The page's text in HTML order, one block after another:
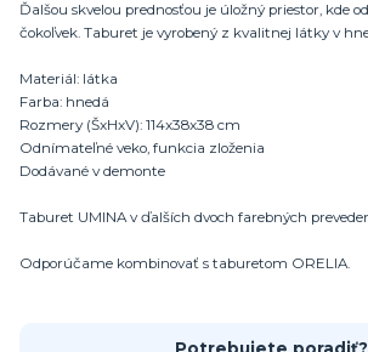
Ďalšou skvelou prednosťou je úložný priestor, kde
čokoľvek. Taburet je vyrobený z kvalitnej látky v
Materiál: látka
Farba: hnedá
Rozmery (ŠxHxV): 114x38x38 cm
Odnímateľné veko, funkcia zloženia
Dodávané v demonte
Taburet UMINA v ďalších dvoch farebných
Odporúčame kombinovať s taburetom ORELIA.